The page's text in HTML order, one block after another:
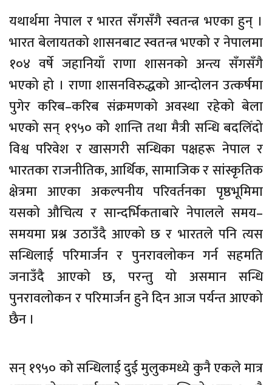
यथार्थमा नेपाल र भारत सँगसँगै स्वतन्त्र भएका हुन् ।
भारत बेलायतको शासनबाट स्वतन्त्र भएको र नेपालमा
१०४ वर्षे जहानियाँ राणा शासनको अन्त्य सँगसँगै
भएको हो । राणा शासनविरुद्धको आन्दोलन उत्कर्षमा
पुगेर करिब–करिब संक्रमणको अवस्था रहेको बेला
भएको सन् १९५० कोे शान्ति तथा मैत्री सन्धि बदलिँदो
विश्व परिवेश र खासगरी सन्धिका पक्षहरू नेपाल र
भारतका राजनीतिक, आर्थिक, सामाजिक र सांस्कृतिक
क्षेत्रमा आएका अकल्पनीय परिवर्तनका पृष्ठभूमिमा
यसको औचित्य र सान्दर्भिकताबारे नेपालले समय–
समयमा प्रश्न उठाउँदै आएको छ र भारतले पनि त्यस
सन्धिलाई परिमार्जन र पुनरावलोकन गर्न सहमति
जनाउँदै आएको छ, परन्तु यो असमान सन्धि
पुनरावलोकन र परिमार्जन हुने दिन आज पर्यन्त आएको
छैन ।
सन् १९५० को सन्धिलाई दुई मुलुकमध्ये कुनै एकले मात्र